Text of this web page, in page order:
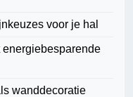
voor je hal
energiebesparende
wanddecoratie